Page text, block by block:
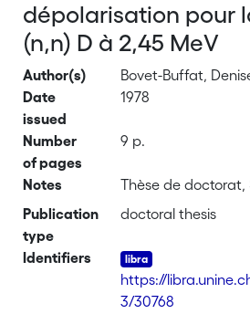
dépolarisation pour
(n,n) D à 2,45 MeV
Author(s)
Bovet-Buffat,
Date
issued
1978
Number
of pages
9 p.
Notes
Thèse de doctorat,
Publication
type
doctoral thesis
Identifiers
https://
3/30768